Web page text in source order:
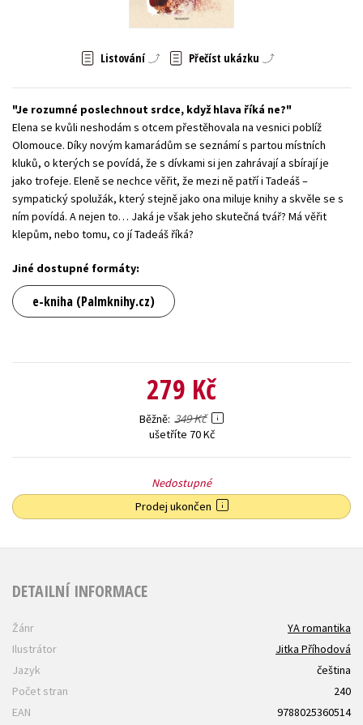
Zahraniční literatura
Všechny tituly
Listování Přečíst ukázku
Je rozumné poslechnout srdce, když hlava říká ne?
Elena se kvůli neshodám s otcem přestěhovala na vesnici poblíž
Olomouce. Díky novým kamarádům se seznámí s partou místních
kluků, o kterých se povídá, že s dívkami si jen zahrávají a sbírají je
jako trofeje. Eleně se nechce věřit, že mezi ně patří i Tadeáš –
sympatický spolužák, který stejně jako ona miluje knihy a skvěle se s
ním povídá. A nejen to… Jaká je však jeho skutečná tvář? Má věřit
klepům, nebo tomu, co jí Tadeáš říká?
Jiné dostupné formáty:
e-kniha (Palmknihy.cz)
279 Kč
Běžně 349 Kč
ušetříte 70 Kč
Nedostupné
Prodej ukončen
DETAILNÍ INFORMACE
Žánr
YA romantika
Ilustrátor
Jitka Příhodová
Jazyk
čeština
Počet stran
240
EAN
9788025360514